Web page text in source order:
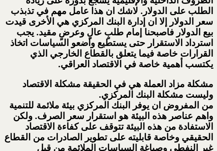
الطلب على الدولار. لاشك ان هذا عامل مهم في تذبذب
سعر الدولار إلا ان إدارة البنك المركزي هي الأخرى قيدت
بيع الدولار فاصبحنا إمام طلبٍ عالٍ وعرضٍ مقيد. يجب
استرداد الاستقرار حتى يستطيع واضعو السياسات اتخاذ
القرارات خاصة فيما يتعلق بالقطاع الخارجي الذي
يكتسب أهمية خاصة في الاقتصاد العراقي.
مشكلة مزاد العملة هي في الحقيقة مشكلة الاقتصاد
وليست مشكلة البنك المركزي.
من المفروض ان يوفر البنك المركزي بيئة ملائمة للتنمية
واهم عناصر هذه البيئة هو استقرار سعر الصرف. ولكن
الاستفادة من هذه البيئة تتوقف على كفاءة الاقتصاد
الحقيقي وخاصة قابليته على تطوير الصادرات من القطاع
غير النفطي وصياغة السياسات الملائمة من قبل